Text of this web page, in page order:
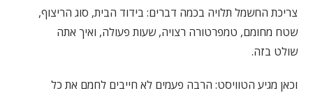
צריכת החשמל תלויה בכמה דברים: בידוד הבית, סוג הריצוף,
שטח מחומם, טמפרטורה רצויה, שעות פעולה, ואיך אתה
שולט בזה.
וכאן מגיע הטוויסט: הרבה פעמים לא חייבים לחמם את כל